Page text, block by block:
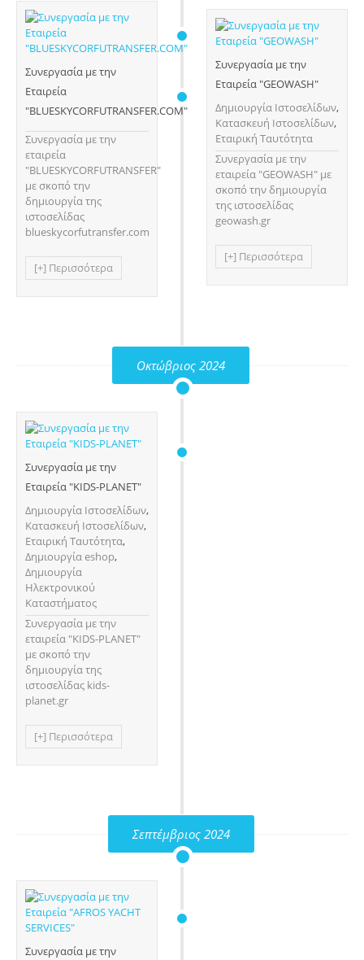
Συνεργασία με την
Εταιρεία
"BLUESKYCORFUTRANSFER.COM"
Συνεργασία με την
εταιρεία
"BLUESKYCORFUTRANSFER"
με σκοπό την
δημιουργία της
ιστοσελίδας
blueskycorfutransfer.com
[+] Περισσότερα
Συνεργασία με την
Εταιρεία "GEOWASH"
Δημιουργία Ιστοσελίδων,
Κατασκευή Ιστοσελίδων,
Εταιρική Ταυτότητα
Συνεργασία με την
εταιρεία "GEOWASH" με
σκοπό την δημιουργία
της ιστοσελίδας
geowash.gr
[+] Περισσότερα
Οκτώβριος 2024
Συνεργασία με την
Εταιρεία "KIDS-PLANET"
Δημιουργία Ιστοσελίδων,
Κατασκευή Ιστοσελίδων,
Εταιρική Ταυτότητα,
Δημιουργία eshop,
Δημιουργία
Ηλεκτρονικού
Καταστήματος
Συνεργασία με την
εταιρεία "KIDS-PLANET"
με σκοπό την
δημιουργία της
ιστοσελίδας kids-
planet.gr
[+] Περισσότερα
Σεπτέμβριος 2024
Συνεργασία με την